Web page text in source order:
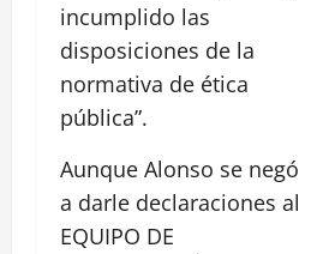
incumplido las
disposiciones de la
normativa de ética
pública”.
Aunque Alonso se negó
a darle declaraciones al
EQUIPO DE